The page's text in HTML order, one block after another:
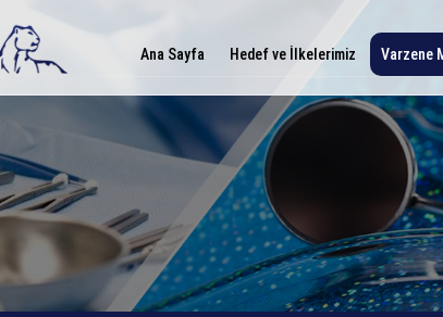
Ana Sayfa Hedef ve İlkelerimiz Varzene